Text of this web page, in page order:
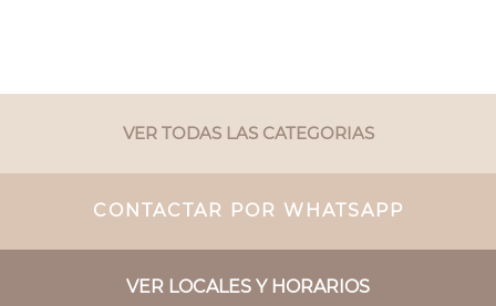
VER TODAS LAS CATEGORIAS
CONTACTAR POR WHATSAPP
VER LOCALES Y HORARIOS